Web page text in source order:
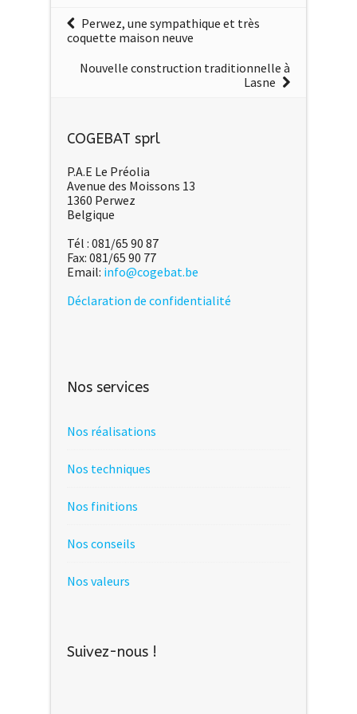
Perwez, une sympathique et très
coquette maison neuve
Nouvelle construction traditionnelle à
Lasne
COGEBAT sprl
P.A.E Le Préolia
Avenue des Moissons 13
1360 Perwez
Belgique
Tél : 081/65 90 87
Fax: 081/65 90 77
Email: info@cogebat.be
Déclaration de confidentialité
Nos services
Nos réalisations
Nos techniques
Nos finitions
Nos conseils
Nos valeurs
Suivez-nous !